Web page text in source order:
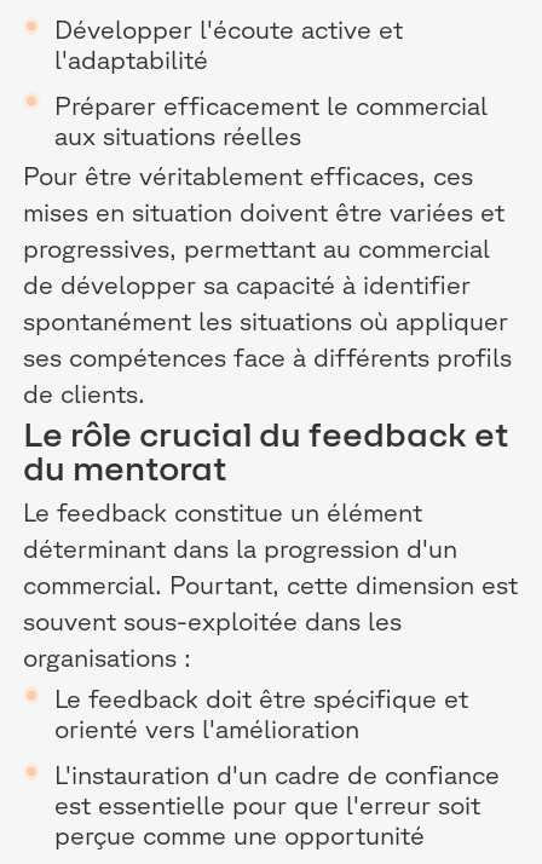
Développer l'écoute active et
l'adaptabilité
Préparer efficacement le commercial
aux situations réelles
Pour être véritablement efficaces, ces
mises en situation doivent être variées et
progressives, permettant au commercial
de développer sa capacité à identifier
spontanément les situations où appliquer
ses compétences face à différents profils
de clients.
Le rôle crucial du feedback et
du mentorat
Le feedback constitue un élément
déterminant dans la progression d'un
commercial. Pourtant, cette dimension est
souvent sous-exploitée dans les
organisations :
Le feedback doit être spécifique et
orienté vers l'amélioration
L'instauration d'un cadre de confiance
est essentielle pour que l'erreur soit
perçue comme une opportunité